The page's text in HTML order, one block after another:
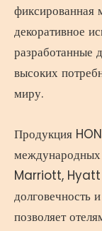
фиксированная
декоративное
разработанные
высоких
миру.
Продукция
Marriott, Hyatt
долговечность
позволяет